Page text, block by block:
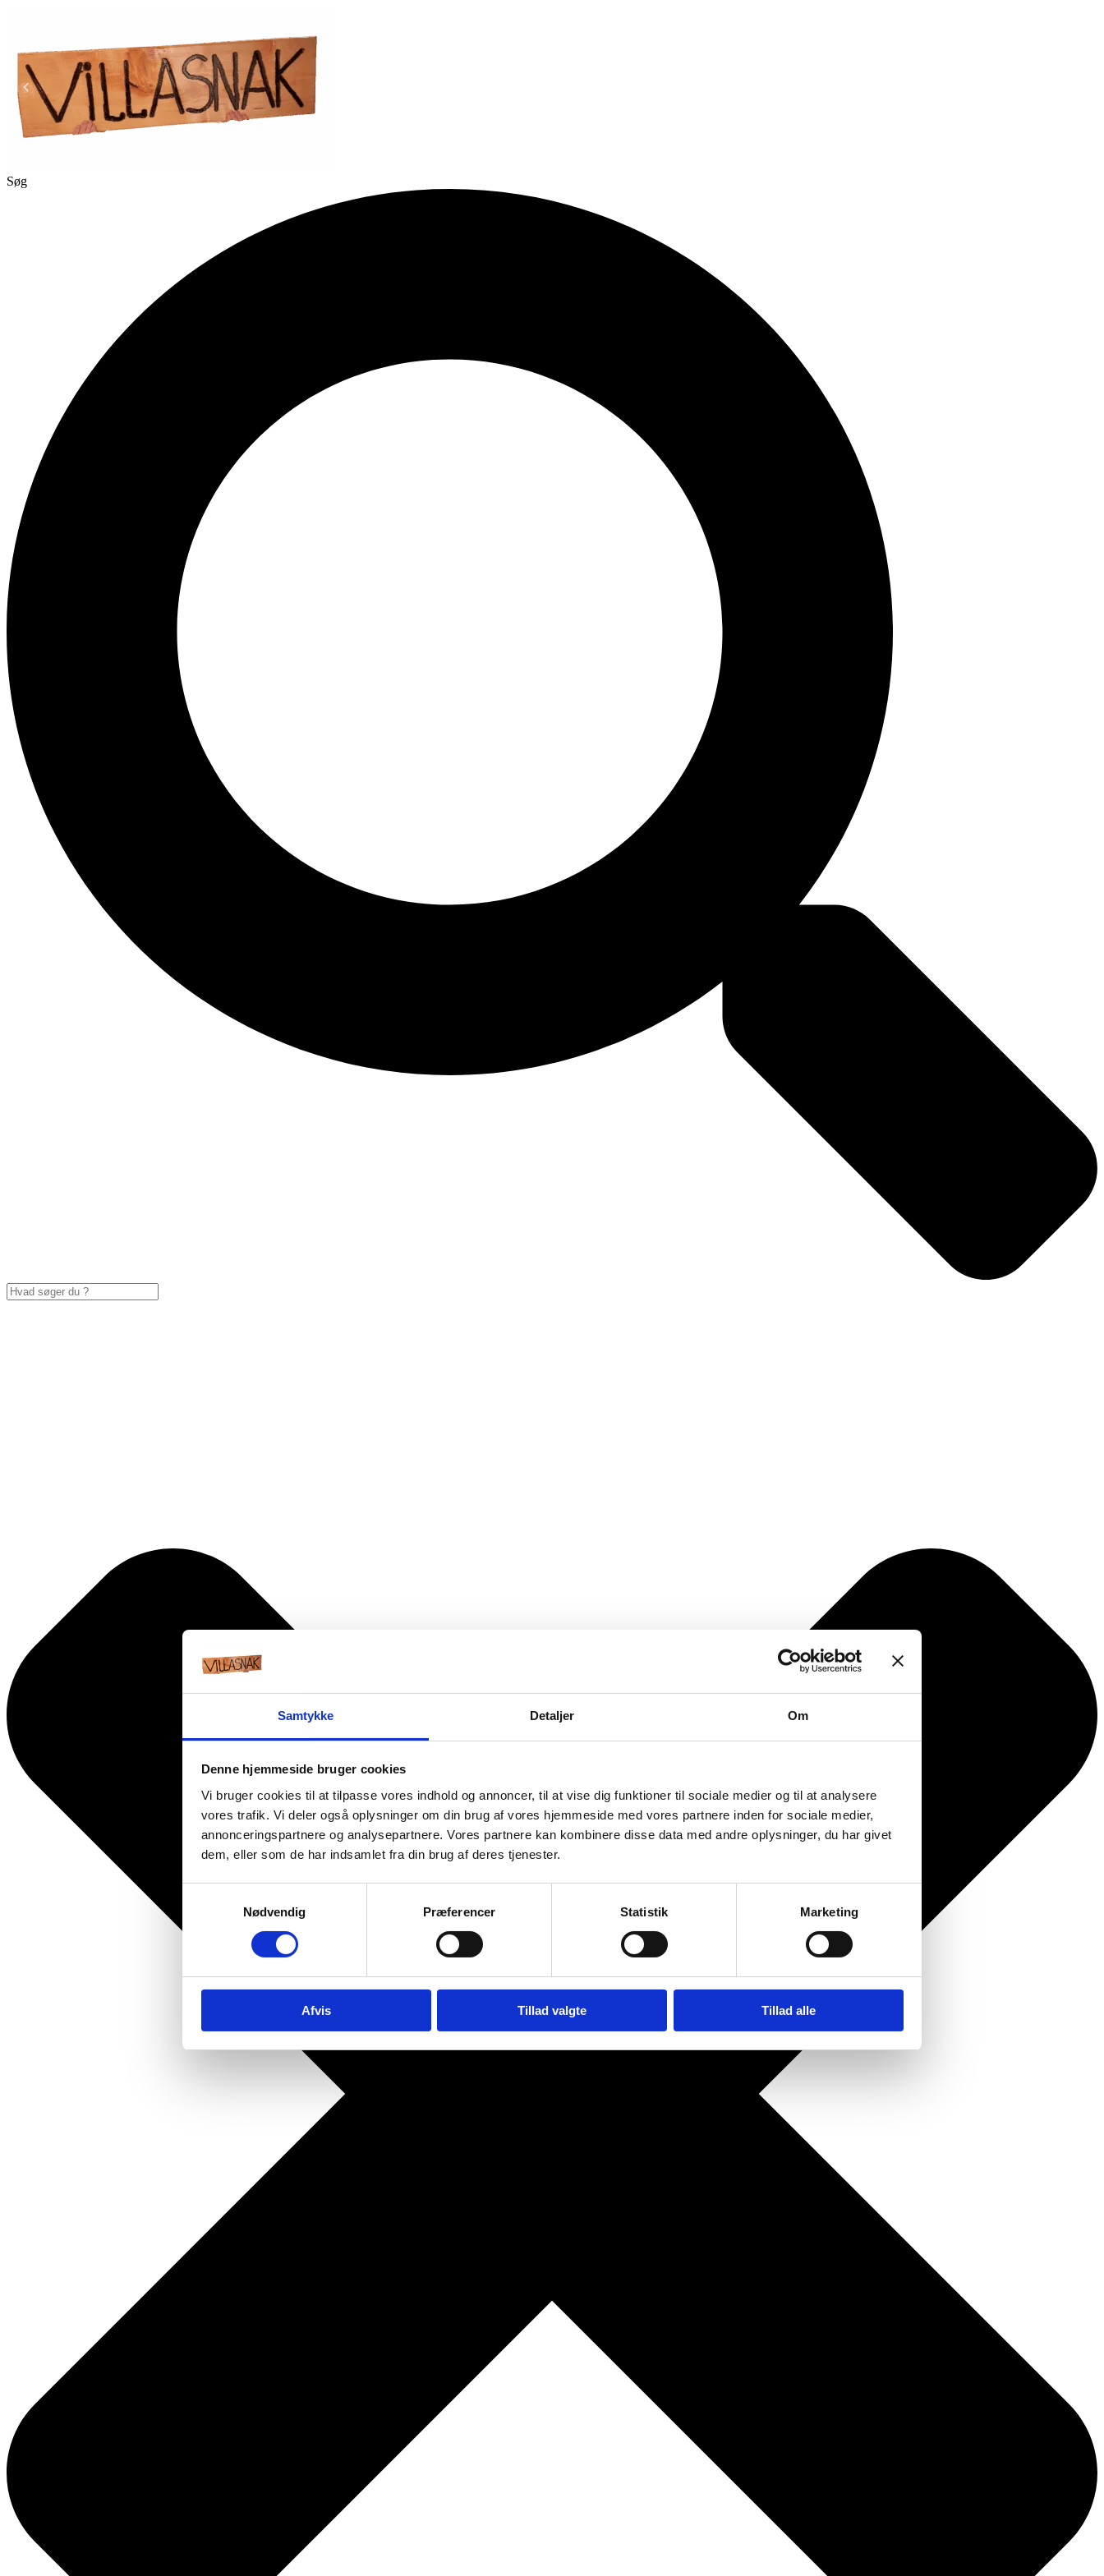
Samtykke Detaljer Om
Denne hjemmeside bruger cookies
Vi bruger cookies til at tilpasse vores indhold og annoncer, til at vise dig funktioner til sociale medier og til at analysere
vores trafik. Vi deler også oplysninger om din brug af vores hjemmeside med vores partnere inden for sociale medier,
annonceringspartnere og analysepartnere. Vores partnere kan kombinere disse data med andre oplysninger, du har givet
dem, eller som de har indsamlet fra din brug af deres tjenester.
Nødvendig
Præferencer Statistik Marketing
Afvis Tillad valgte Tillad alle
Søg